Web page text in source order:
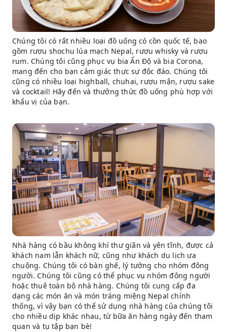
Chúng tôi có rất nhiều loại đồ uống có cồn quốc tế, bao
gồm rượu shochu lúa mạch Nepal, rượu whisky và rượu
rum. Chúng tôi cũng phục vụ bia Ấn Độ và bia Corona,
mang đến cho bạn cảm giác thực sự độc đáo. Chúng tôi
cũng có nhiều loại highball, chuhai, rượu mận, rượu sake
và cocktail! Hãy đến và thưởng thức đồ uống phù hợp với
khẩu vị của bạn.
Nhà hàng có bầu không khí thư giãn và yên tĩnh, được cả
khách nam lẫn khách nữ, cũng như khách du lịch ưa
chuộng. Chúng tôi có bàn ghế, lý tưởng cho nhóm đông
người. Chúng tôi cũng có thể phục vụ nhóm đông người
hoặc thuê toàn bộ nhà hàng. Chúng tôi cung cấp đa
dạng các món ăn và món tráng miệng Nepal chính
thống, vì vậy bạn có thể sử dụng nhà hàng của chúng tôi
cho nhiều dịp khác nhau, từ bữa ăn hàng ngày đến tham
quan và tụ tập bạn bè!